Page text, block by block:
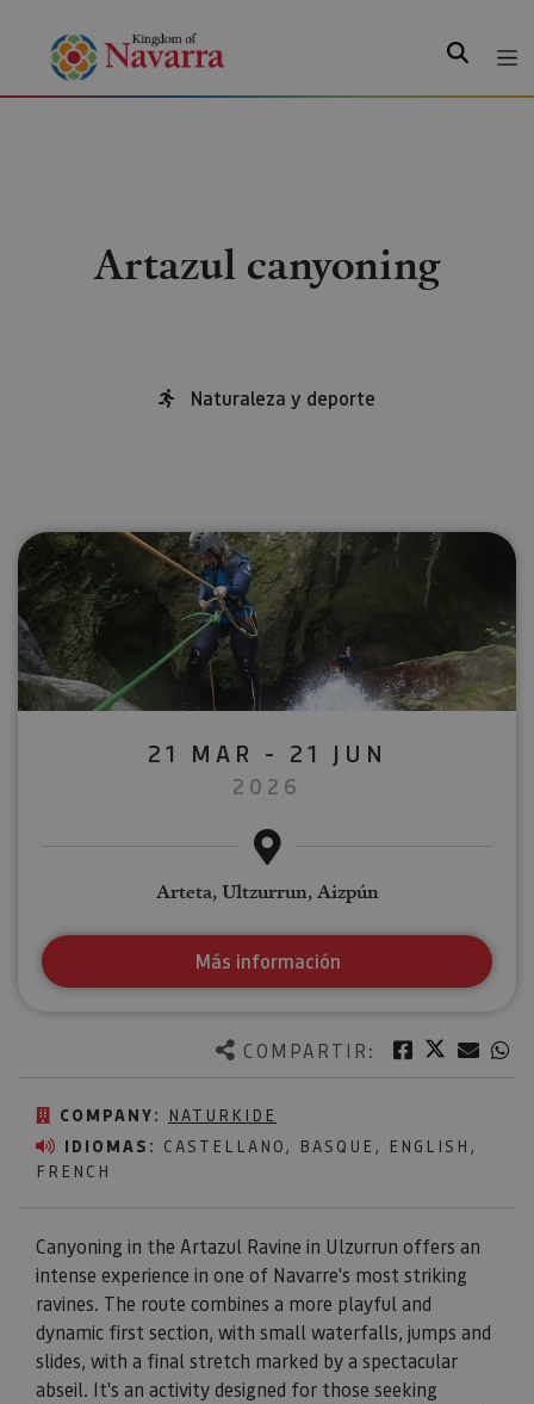
Search
Artazul canyoning
Naturaleza y deporte
COMPARTIR: Facebook
Twitter
COMPANY: NATURKIDE
IDIOMAS: CASTELLANO, BASQUE, ENGLISH,
FRENCH
Canyoning in the Artazul Ravine in Ulzurrun offers an
intense experience in one of Navarre's most striking
ravines. The route combines a more playful and
dynamic first section, with small waterfalls, jumps and
slides, with a final stretch marked by a spectacular
abseil. It's an activity designed for those seeking
21 MAR - 21 JUN
2026
Arteta, Ultzurrun, Aizpún
Más información